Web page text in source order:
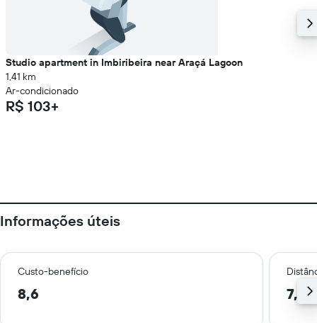
Studio apartment in Imbiribeira near Araçá Lagoon
1,41 km
Ar-condicionado
R$ 103+
Informações úteis
Custo-benefício
8,6 7,4